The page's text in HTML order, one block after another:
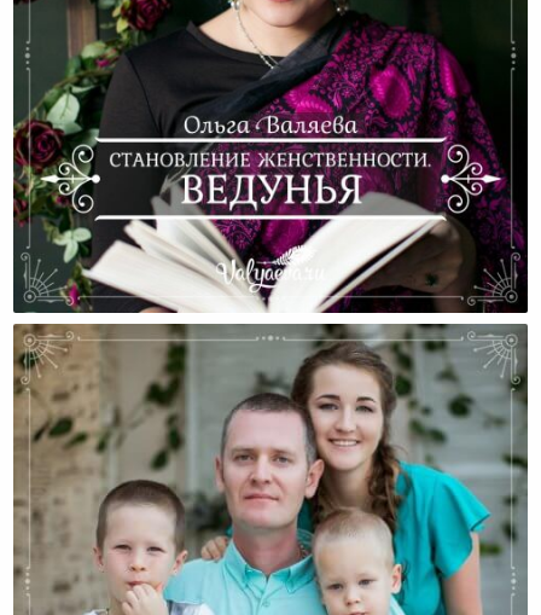
Становление Женственности. Ведунья.